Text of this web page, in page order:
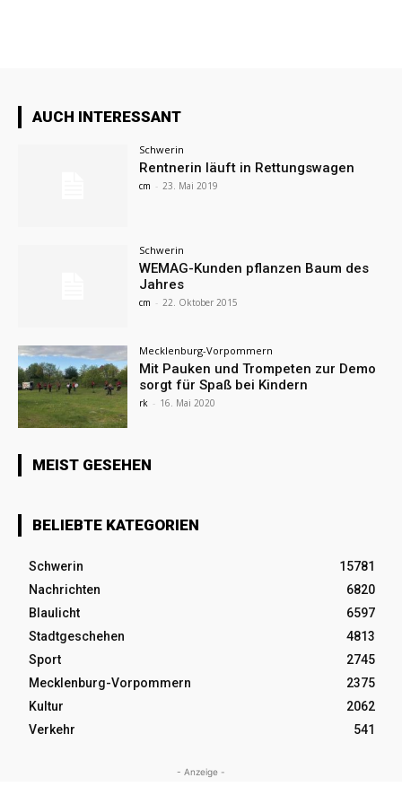
AUCH INTERESSANT
Schwerin
Rentnerin läuft in Rettungswagen
cm - 23. Mai 2019
Schwerin
WEMAG-Kunden pflanzen Baum des
Jahres
cm - 22. Oktober 2015
Mecklenburg-Vorpommern
Mit Pauken und Trompeten zur Demo
sorgt für Spaß bei Kindern
rk - 16. Mai 2020
MEIST GESEHEN
BELIEBTE KATEGORIEN
Schwerin
15781
Nachrichten
6820
Blaulicht
6597
Stadtgeschehen
4813
Sport
2745
Mecklenburg-Vorpommern
2375
Kultur
2062
Verkehr
541
- Anzeige -